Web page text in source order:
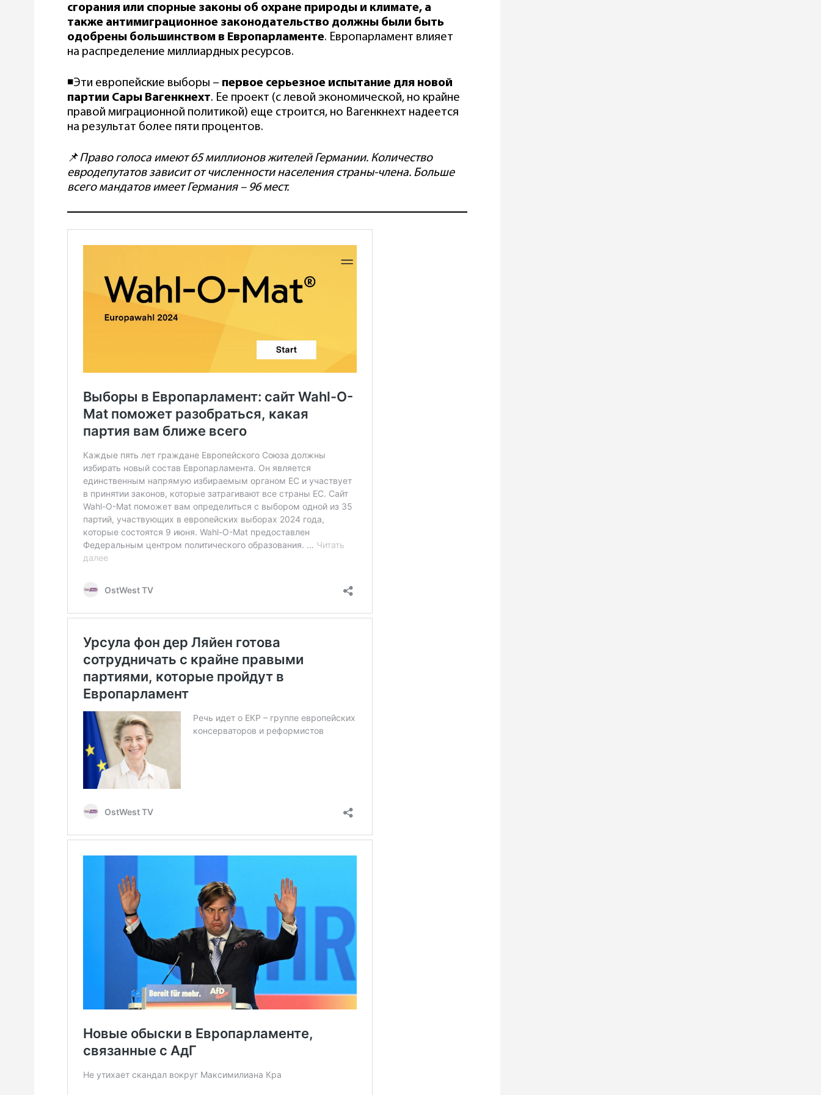
сгорания или спорные законы об охране природы и климате, а
также антимиграционное законодательство должны были быть
одобрены большинством в Европарламенте. Европарламент влияет
на распределение миллиардных ресурсов.
◾️Эти европейские выборы – первое серьезное испытание для новой
партии Сары Вагенкнехт. Ее проект (с левой экономической, но крайне
правой миграционной политикой) еще строится, но Вагенкнехт надеется
на результат более пяти процентов.
📌Право голоса имеют 65 миллионов жителей Германии. Количество
евродепутатов зависит от численности населения страны-члена. Больше
всего мандатов имеет Германия – 96 мест.